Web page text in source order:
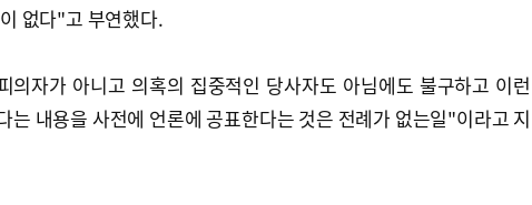
없다"고 부연했다.
의자가 아니고 의혹의 집중적인 당사자도 아님에도 불구하고 이런
는 내용을 사전에 언론에 공표한다는 것은 전례가 없는일"이라고 지